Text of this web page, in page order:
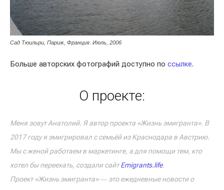
Сад Тюильри, Париж, Франция. Июль, 2006
Больше авторских фотографий доступно по ссылке.
О проекте:
Меня зовут Анатолий. Я автор проекта «Жизнь эмигранта». В
2017 году я эмигрировал с семьёй из Краснодара в Австрию.
Мы с женой работаем в маркетинге, а для помощи тем, кто
хотел бы переехать, создали сайтEmigrants.life.
Проект «Жизнь эмигранта» ― это ежедневные новости о